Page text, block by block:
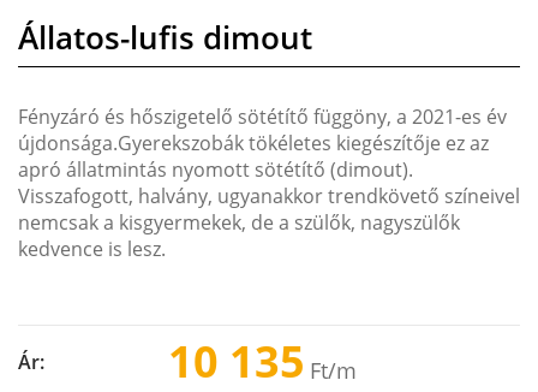
Állatos-lufis dimout
Fényzáró és hőszigetelő sötétítő függöny, a 2021-es év
újdonsága.Gyerekszobák tökéletes kiegészítője ez az
apró állatmintás nyomott sötétítő (dimout).
Visszafogott, halvány, ugyanakkor trendkövető színeivel
nemcsak a kisgyermekek, de a szülők, nagyszülők
kedvence is lesz.
Ár: 10 135 Ft/m